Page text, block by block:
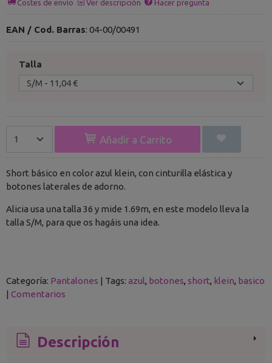
Costes de envío Ver descripción Hacer pregunta
EAN / Cod. Barras: 04-00/00491
Talla
Añadir a Carrito
Short básico en color azul klein, con cinturilla elástica y
botones laterales de adorno.
Alicia usa una talla 36 y mide 1.69m, en este modelo lleva la
talla S/M, para que os hagáis una idea.
Categoría: Pantalones | Tags: azul botones short klein basico
| Comentarios
Descripción